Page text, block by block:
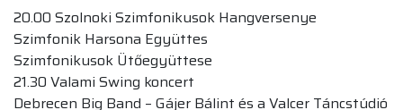
20.00 Szolnoki Szimfonikusok Hangversenye
Szimfonik Harsona Együttes
Szimfonikusok Ütőegyüttese
21.30 Valami Swing koncert
Debrecen Big Band – Gájer Bálint és a Valcer Táncstúdió